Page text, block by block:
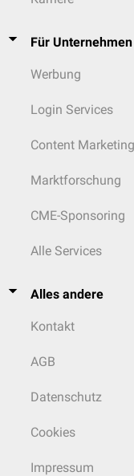
Für Unternehmen
Werbung
Login Services
Content Marketing
Marktforschung
CME-Sponsoring
Alle Services
Alles andere
Kontakt
AGB
Datenschutz
Cookies
Impressum